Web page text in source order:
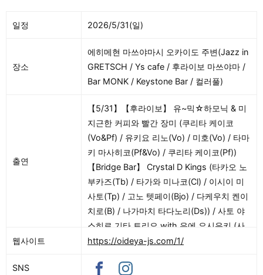
일정 2026/5/31(일)
장소
에히메현 마쓰야마시 오카이도 주변(Jazz in
GRETSCH / Ys cafe / 후라이보 마쓰야마 /
Bar MONK / Keystone Bar / 컬러풀)
출연
【5/31】【후라이보】 유~믹☆하모닉 & 미
지근한 커피와 빨간 장미 (쿠리타 케이코
(Vo&Pf) / 유키요 리노(Vo) / 미호(Vo) / 타마
키 마사히코(Pf&Vo) / 쿠리타 케이코(Pf))
【Bridge Bar】 Crystal D Kings (타카오 노
부카즈(Tb) / 타가와 미나코(Cl) / 이시이 미
사토(Tp) / 고노 텟페이(Bjo) / 다케우치 켄이
치로(B) / 나가마치 타다노리(Ds)) / 사토 야
스히로 기타 트리오 with 우에 요시유키 (사
토 야스히로(G) / 사카모토 타카시(B) / 다케
아쿠피와 Hygge (아쿠피(Vo) / 미야자키 마
웹사이트 https://oideya-js.com/1/
SNS